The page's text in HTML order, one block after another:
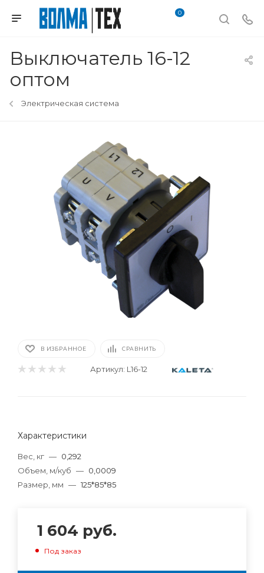
0
Выключатель 16-12
оптом
Электрическая система
В ИЗБРАННОЕ СРАВНИТЬ
Артикул: L16-12
Характеристики
Вес, кг — 0,292
Объем, м/куб — 0,0009
Размер, мм — 125*85*85
1 604 руб.
Под заказ